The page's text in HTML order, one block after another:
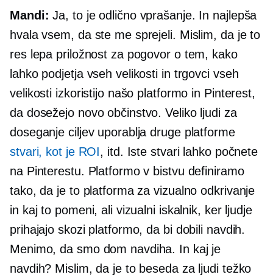
Mandi: Ja, to je odlično vprašanje. In najlepša
hvala vsem, da ste me sprejeli. Mislim, da je to
res lepa priložnost za pogovor o tem, kako
lahko podjetja vseh velikosti in trgovci vseh
velikosti izkoristijo našo platformo in Pinterest,
da dosežejo novo občinstvo. Veliko ljudi za
doseganje ciljev uporablja druge platforme
stvari, kot je ROI, itd. Iste stvari lahko počnete
na Pinterestu. Platformo v bistvu definiramo
tako, da je to platforma za vizualno odkrivanje
in kaj to pomeni, ali vizualni iskalnik, ker ljudje
prihajajo skozi platformo, da bi dobili navdih.
Menimo, da smo dom navdiha. In kaj je
navdih? Mislim, da je to beseda za ljudi težko